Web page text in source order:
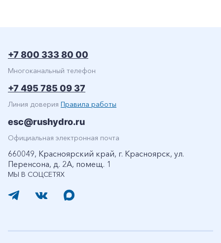
МЫ В СОЦСЕТЯХ
+7 800 333 80 00
Многоканальный телефон
+7 495 785 09 37
Линия доверия Правила работы
esc@rushydro.ru
Официальная электронная почта
660049, Красноярский край, г. Красноярск, ул.
Перенсона, д. 2А, помещ. 1